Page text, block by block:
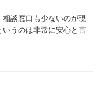
談窓口も少ないのが現
うのは非常に安心と言